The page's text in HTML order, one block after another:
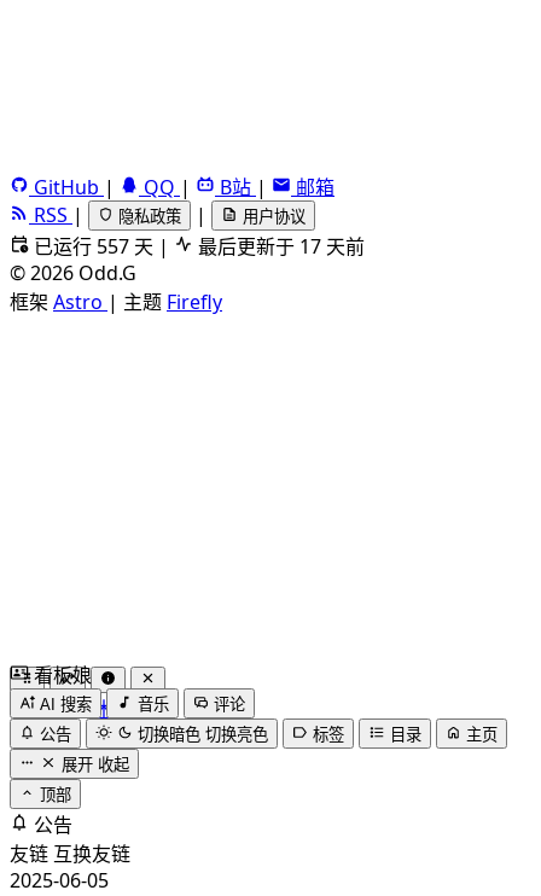
GitHub | QQ | B站 |
邮箱
RSS | 隐私政策 | 用户协议
已运行 557 天 |
最后更新于 17 天前
©2026 Odd.G
框架 Astro | 主题 Firefly
by 木果阿木果
看板娘
AI 搜索 音乐
评论
公告
切换暗色 切换亮色 标签 目录
主页
展开 收起
顶部
公告
友链 互换友链
2025-06-05